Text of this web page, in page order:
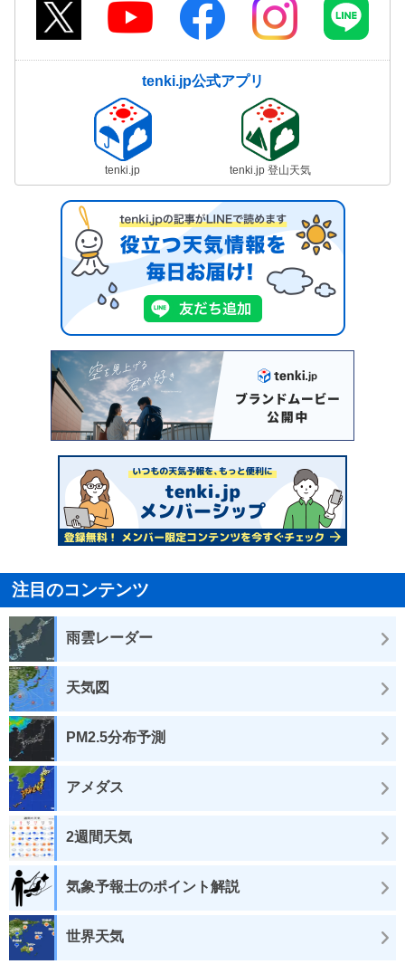
tenki.jp公式アプリ
tenki.jp tenki.jp 登山天気
注目のコンテンツ
雨雲レーダー
天気図
PM2.5分布予測
アメダス
2週間天気
気象予報士のポイント解説
世界天気